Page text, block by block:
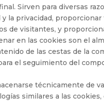
Sirven para diversas
la privacidad,
de visitantes, y
en las cookies son el
de las cestas de la
el seguimiento del
técnicamente de
similares a las